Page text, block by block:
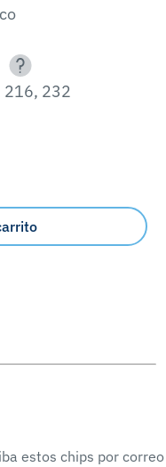
216, 232
estos chips por correo